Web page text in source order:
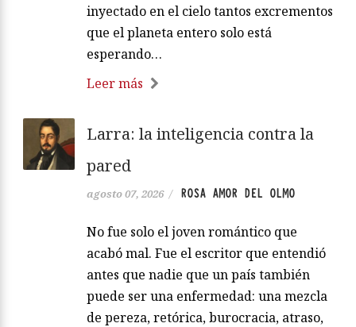
inyectado en el cielo tantos excrementos
que el planeta entero solo está
esperando…
Leer más
Larra: la inteligencia contra la
pared
agosto 07, 2026 / ROSA AMOR DEL OLMO
No fue solo el joven romántico que
acabó mal. Fue el escritor que entendió
antes que nadie que un país también
puede ser una enfermedad: una mezcla
de pereza, retórica, burocracia, atraso,